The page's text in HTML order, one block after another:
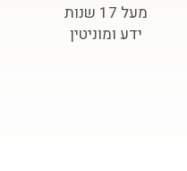
מעל 17 שנות
ידע ומוניטין